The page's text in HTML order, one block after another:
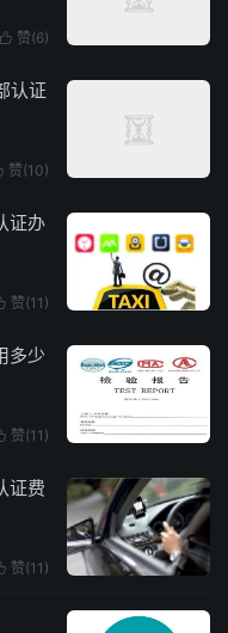
赞(6)
认证
赞(10)
证办
赞(11 )
多少
赞(11 )
证费
赞(11 )